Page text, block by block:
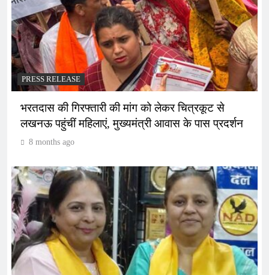
PRESS RELEASE
भरतदास की गिरफ्तारी की मांग को लेकर चित्रकूट से
लखनऊ पहुंचीं महिलाएं, मुख्यमंत्री आवास के पास प्रदर्शन
8 months ago